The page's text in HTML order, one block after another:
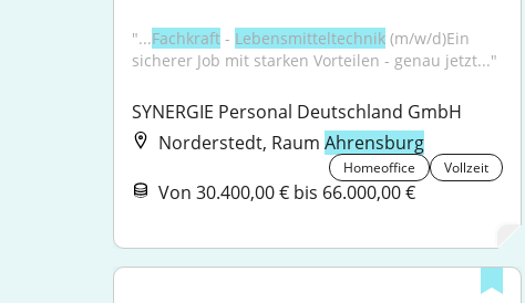
"...Fachkraft - Lebensmitteltechnik (m/w/d)Ein
sicherer Job mit starken Vorteilen - genau jetzt..."
SYNERGIE Personal Deutschland GmbH
Norderstedt, Raum Ahrensburg
Homeoffice Vollzeit
Von 30.400,00 € bis 66.000,00 €